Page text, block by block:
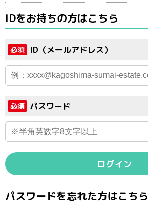
IDをお持ちの方はこちら
必須 ID（メールアドレス）
必須 パスワード
ログイン
パスワードを忘れた方はこちら